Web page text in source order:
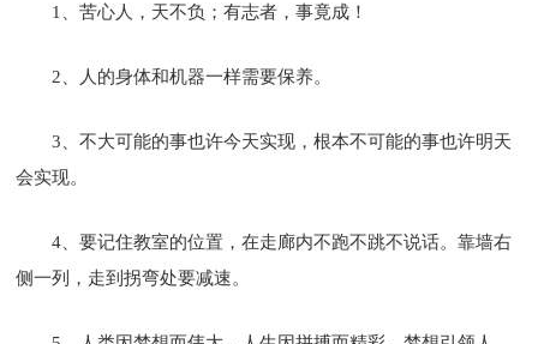
1、苦心人，天不负；有志者，事竟成！
2、人的身体和机器一样需要保养。
3、不大可能的事也许今天实现，根本不可能的事也许明天
会实现。
4、要记住教室的位置，在走廊内不跑不跳不说话。靠墙右
侧一列，走到拐弯处要减速。